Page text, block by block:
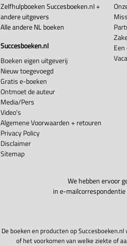
Zelfhulpboeken Succesboeken.nl +
andere uitgevers
Alle andere NL boeken
Succesboeken.nl
Boeken eigen uitgeverij
Nieuw toegevoegd
Gratis e-boeken
Ontmoet de auteur
Media/Pers
Video's
Algemene Voorwaarden + retouren
Privacy Policy
Disclaimer
Sitemap
We hebben ervoor
in e-
De boeken en producten op
of het voorkomen van welke ziekte of